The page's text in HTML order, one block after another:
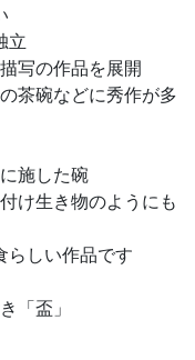
立
写の作品を展開
茶碗などに秀作が多
施した碗
け生き物のようにも
らしい作品です
「盃」